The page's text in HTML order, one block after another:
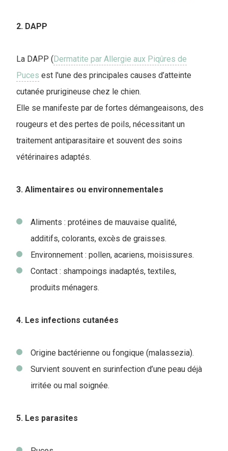
2. DAPP
La DAPP (Dermatite par Allergie aux Piqûres de
Puces est l'une des principales causes d’atteinte
cutanée prurigineuse chez le chien.
Elle se manifeste par de fortes démangeaisons, des
rougeurs et des pertes de poils, nécessitant un
traitement antiparasitaire et souvent des soins
vétérinaires adaptés.
3. Alimentaires ou environnementales
Aliments : protéines de mauvaise qualité,
additifs, colorants, excès de graisses.
Environnement : pollen, acariens, moisissures.
Contact : shampoings inadaptés, textiles,
produits ménagers.
4. Les infections cutanées
Origine bactérienne ou fongique (malassezia).
Survient souvent en surinfection d’une peau déjà
irritée ou mal soignée.
5. Les parasites